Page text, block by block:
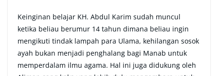
Keinginan belajar KH. Abdul Karim sudah muncul
ketika beliau berumur 14 tahun dimana beliau ingin
mengikuti tindak lampah para Ulama, kehilangan sosok
ayah bukan menjadi penghalang bagi Manab untuk
memperdalam ilmu agama. Hal ini juga didukung oleh